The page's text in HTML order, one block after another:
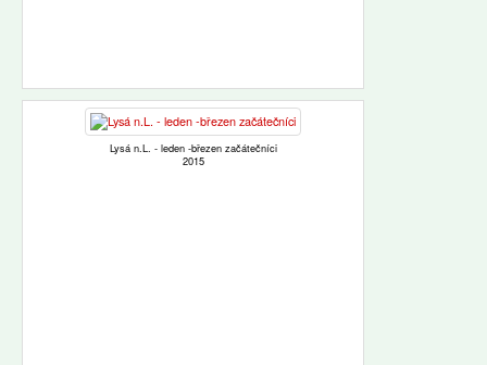
Lysá n.L. - leden -březen začátečníci
2015